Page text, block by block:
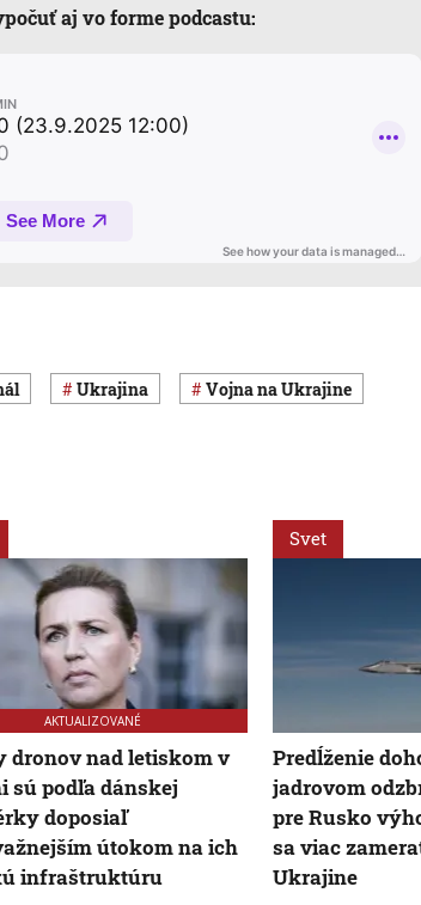
aj vo forme podcastu:
Ukrajina vojna na Ukrajine
AKTUALIZOVANÉ
dronov nad letiskom v
sú podľa dánskej
doposiaľ
útokom na ich
infraštruktúru
Svet
Predĺženie
jadrovom
pre Rusko
sa viac
Ukrajine